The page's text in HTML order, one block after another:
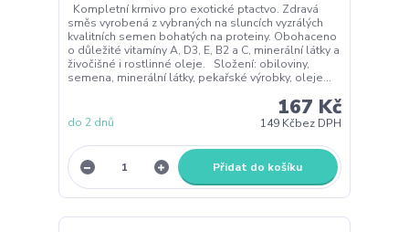
Kompletní krmivo pro exotické ptactvo. Zdravá
směs vyrobená z vybraných na sluncích vyzrálých
kvalitních semen bohatých na proteiny. Obohaceno
o důležité vitamíny A, D3, E, B2 a C, minerální látky a
živočišné i rostlinné oleje. Složení: obiloviny,
semena, minerální látky, pekařské výrobky, oleje...
167 Kč
149 Kčbez DPH
do 2 dnů
Přidat do košíku